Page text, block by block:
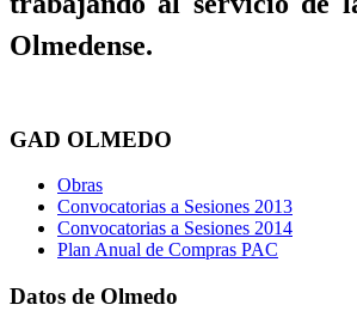
Olmedense.
GAD OLMEDO
Obras
Convocatorias a Sesiones 2013
Convocatorias a Sesiones 2014
Plan Anual de Compras PAC
Datos de Olmedo